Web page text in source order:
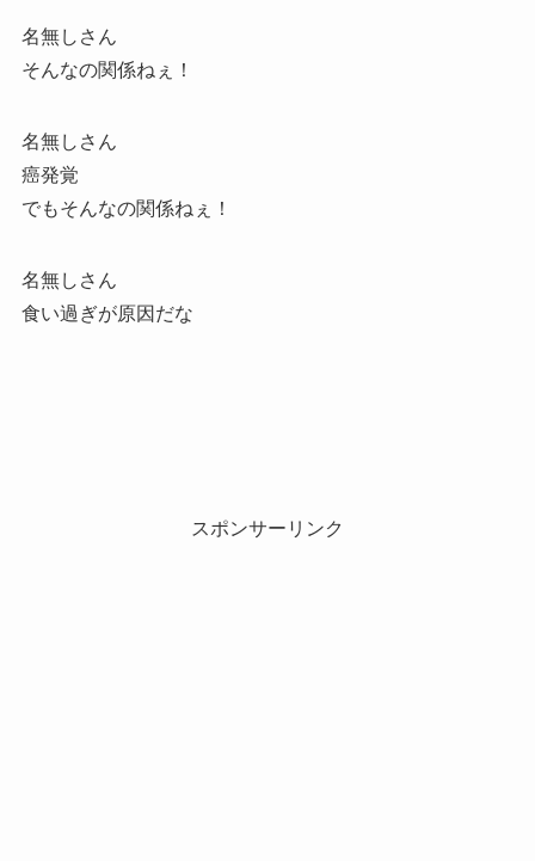
名無しさん
そんなの関係ねぇ！
名無しさん
癌発覚
でもそんなの関係ねぇ！
名無しさん
食い過ぎが原因だな
スポンサーリンク